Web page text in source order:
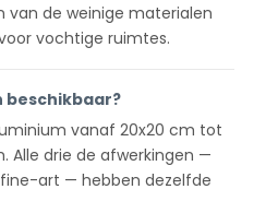
de weinige materialen
vochtige ruimtes.
beschikbaar?
vanaf 20x20 cm tot
Alle drie de afwerkingen —
art — hebben dezelfde